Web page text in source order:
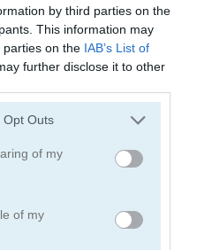
by third parties on the
This information may
parties on the IAB’s List of
further disclose it to other
Opt Outs
of my
of my